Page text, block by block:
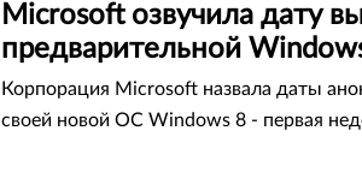
Microsoft озвучила дату
предварительной
Корпорация Microsoft назвала даты
своей новой ОС Windows 8 - первая